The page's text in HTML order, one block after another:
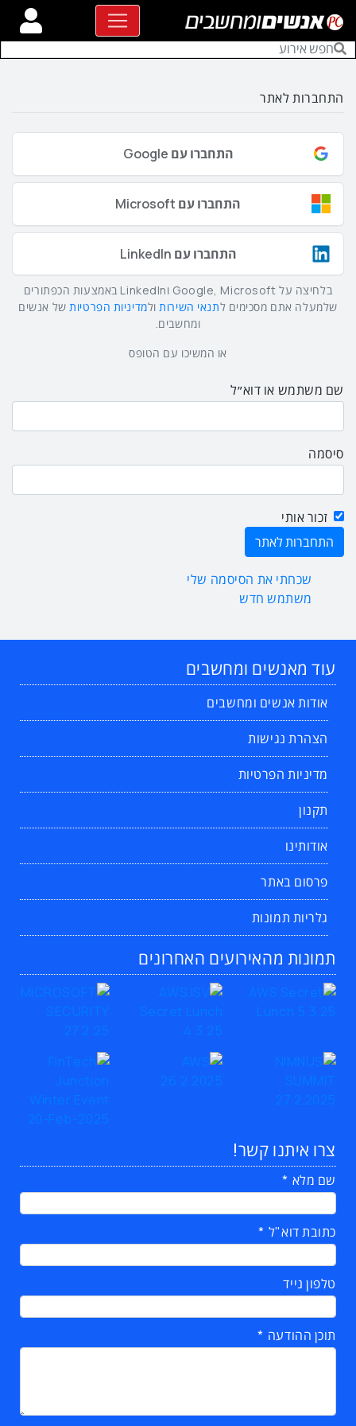
התחברות לאתר
התחברו עם Google
התחברו עם Microsoft
התחברו עם LinkedIn
בלחיצה על Google, Microsoft וLinkedIn באמצעות הכפתורים
שלמעלה אתם מסכימים לתנאי השירותולמדיניות הפרטיותשל אנשים
ומחשבים.
או המשיכו עם הטופס
שם משתמש או דוא״ל
סיסמה
זכור אותי
שכחתי את הסיסמה שלי
משתמש חדש
עוד מאנשים ומחשבים
אודות אנשים ומחשבים
הצהרת נגישות
מדיניות הפרטיות
תקנון
אודותינו
פרסום באתר
גלריות תמונות
תמונות מהאירועים האחרונים
צרו איתנו קשר!
שם מלא
כתובת דוא"ל
טלפון נייד
תוכן ההודעה